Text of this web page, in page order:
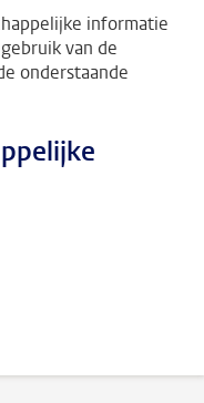
informatie
van de
onderstaande